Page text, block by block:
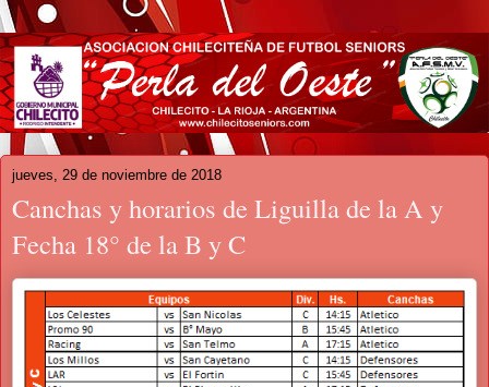
jueves, 29 de noviembre de 2018
Canchas y horarios de Liguilla de la A y
Fecha 18° de la B y C